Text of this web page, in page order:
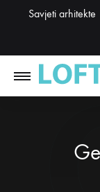
Savjeti arhitekte